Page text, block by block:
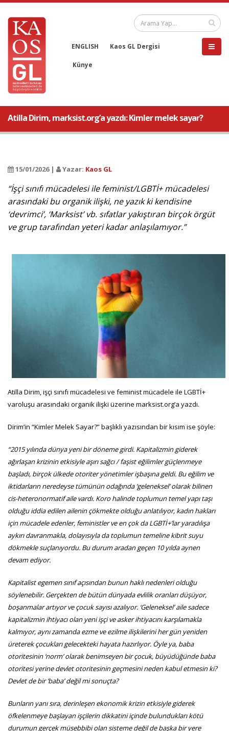
ENGLISH Kaos GL Dergisi
Künye
Atilla Dirim, marksist.org’a yazdı: Kimler melek sayar?
15/01/2026 | Yazar: Kaos GL
“İşçi sınıfı mücadelesi ile feminist/LGBTİ+ mücadelesi
arasındaki bu organik ilişki, ne yazık ki kendisine
‘devrimci’, ‘Marksist’ vb. sıfatlar yakıştıran birçok örgüt
ve grup tarafından yeteri kadar anlaşılamıyor.”
Atilla Dirim, işçi sınıfı mücadelesi ve feminist mücadele ile LGBTİ+
varoluşu arasındaki organik ilişki üzerine marksist.org’a yazdı.
Dirim’in “Kimler Melek Sayar?” başlıklı yazısından bir kısım ise şöyle:
“2015 yılında dünya yeni bir döneme girdi. Kapitalizmin giderek
ağırlaşan krizinin etkisiyle aşırı sağcı / faşist eğilimler güçlenmeye
başladı, birçok ülkede otoriter yönetimler işbaşına geldi. Bu eğilim ve
iktidarların neredeyse tümünün odağında ‘geleneksel’ olarak bilinen
cis-heteronormatif aile vardı. Koro halinde toplumun temel yapı taşı
olduğu iddia edilen ailenin çökmekte olduğu anlatılıyor, kadın hakları
için mücadele edenler, feministler ve en çok da LGBTİ+’lar yaradılışa
aykırı davranmakla, dolayısıyla da toplumun temeline kibrit suyu
dökmekle suçlanıyordu. Bu durum aradan geçen 10 yılda aynen
devam ediyor.
Kapitalist egemen sınıf açısından bunun haklı nedenleri olduğu
söylenebilir. Gerçekten de bütün dünyada evlilik oranları düşüyor,
boşanmalar artıyor ve çocuk sayısı azalıyor. ‘Geleneksel’ aile sadece
kapitalizmin ihtiyacı olan yeni işçi ve asker ihtiyacını karşılamakla
kalmıyor, aynı zamanda ezme ve ezilme ilişkilerini her gün yeniden
üreterek çocukları gelecekteki hayata hazırlıyor. Öyle ya, baba
otoritesinin ‘norm’ olarak benimseyen bir çocuk, büyüdüğünde baba
otoritesi yerine devlet otoritesinin geçmesini neden kabul etmesin ki?
Devlet de bir ‘baba’ değil mi sonuçta?
Bunların yanı sıra, derinleşen ekonomik krizin etkisiyle giderek
öfkelenmeye başlayan işçilerin dikkatini içinde bulundukları kötü
durumun gerçek müsebbibi olan sisteme değil de başka bir yere